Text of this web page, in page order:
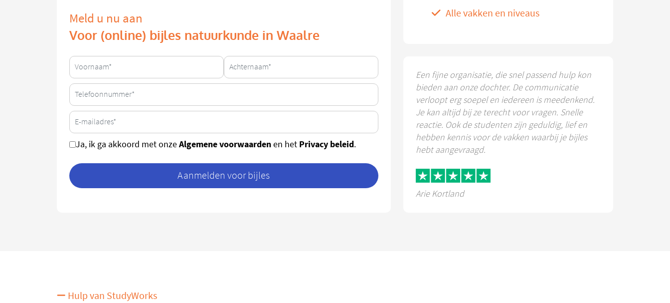
Meld u nu aan
Voor (online) bijles natuurkunde in Waalre
Ja, ik ga akkoord met onzeAlgemene voorwaardenen het Privacy beleid.
Aanmelden voor bijles
Alle vakken en niveaus
Een fijne organisatie, die snel passend hulp kon
bieden aan onze dochter. De communicatie
verloopt erg soepel en iedereen is meedenkend.
Je kan altijd bij ze terecht voor vragen. Snelle
reactie. Ook de studenten zijn geduldig, lief en
hebben kennis voor de vakken waarbij je bijles
hebt aangevraagd.
Arie Kortland
Hulp van StudyWorks